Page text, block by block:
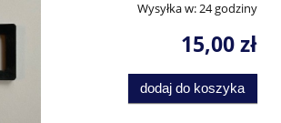
Wysyłka w: 24 godziny
15,00 zł
dodaj do koszyka